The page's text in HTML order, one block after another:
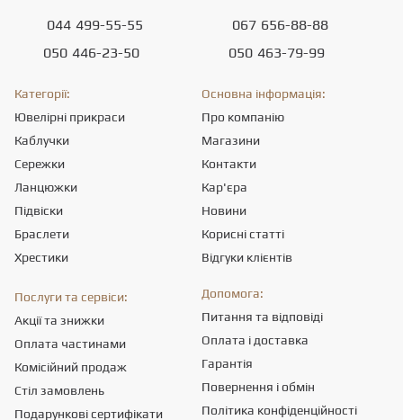
044 499-55-55
050 446-23-50
067 656-88-88
050 463-79-99
Категорії:
Ювелірні прикраси
Каблучки
Сережки
Ланцюжки
Підвіски
Браслети
Хрестики
Основна інформація:
Про компанію
Магазини
Контакти
Кар'єра
Новини
Корисні статті
Відгуки клієнтів
Послуги та сервіси:
Акції та знижки
Оплата частинами
Комісійний продаж
Стіл замовлень
Подарункові сертифікати
Допомога:
Питання та відповіді
Оплата і доставка
Гарантія
Повернення і обмін
Політика конфіденційності